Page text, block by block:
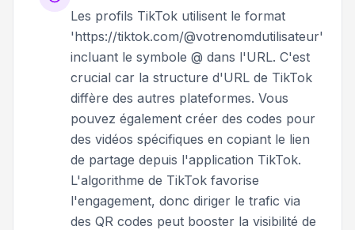
Les profils TikTok utilisent le format
'https://tiktok.com/@votrenomdutilisateur'
incluant le symbole @ dans l'URL. C'est
crucial car la structure d'URL de TikTok
diffère des autres plateformes. Vous
pouvez également créer des codes pour
des vidéos spécifiques en copiant le lien
de partage depuis l'application TikTok.
L'algorithme de TikTok favorise
l'engagement, donc diriger le trafic via
des QR codes peut booster la visibilité de